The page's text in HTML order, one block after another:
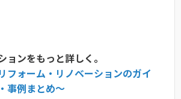
ンをもっと詳しく。
フォーム・リノベーションのガイ
事例まとめ〜